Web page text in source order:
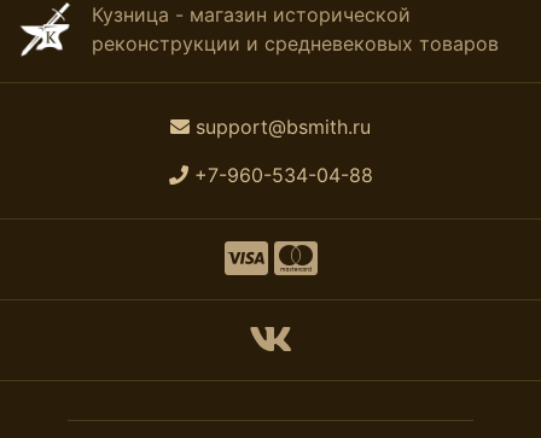
Кузница - магазин исторической
реконструкции и средневековых товаров
support@bsmith.ru
+7-960-534-04-88